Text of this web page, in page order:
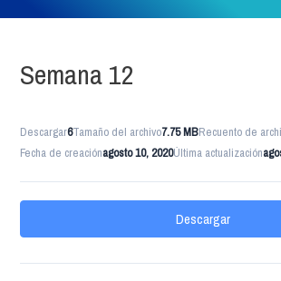
Semana 12
Descargar6Tamaño del archivo7.75 MBRecuento de
Fecha de creaciónagosto 10, 2020Última actualización
Descargar